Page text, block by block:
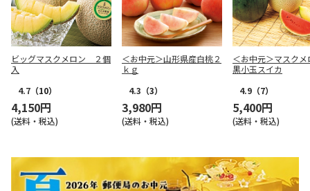
ビッグマスクメロン ２個
入
4.7 （10）
4,150円
(送料・税込)
＜お中元＞山形県産白桃２
ｋｇ
4.3 （3）
3,980円
(送料・税込)
＜お中元＞マスクメ
黒小玉スイカ
4.9 （7）
5,400円
(送料・税込)